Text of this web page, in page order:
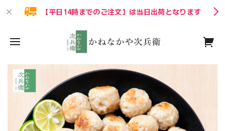
【平日14時までのご注文】は当日出荷となります